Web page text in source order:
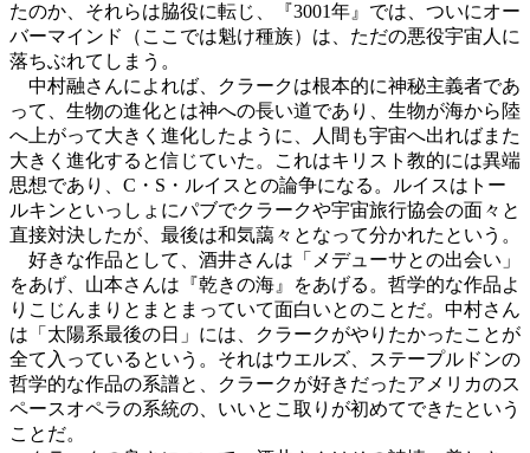
たのか、それらは脇役に転じ、『3001年』では、ついにオー
バーマインド（ここでは魁け種族）は、ただの悪役宇宙人に
落ちぶれてしまう。
中村融さんによれば、クラークは根本的に神秘主義者であ
って、生物の進化とは神への長い道であり、生物が海から陸
へ上がって大きく進化したように、人間も宇宙へ出ればまた
大きく進化すると信じていた。これはキリスト教的には異端
思想であり、C・S・ルイスとの論争になる。ルイスはトー
ルキンといっしょにパブでクラークや宇宙旅行協会の面々と
直接対決したが、最後は和気藹々となって分かれたという。
好きな作品として、酒井さんは「メデューサとの出会い」
をあげ、山本さんは『乾きの海』をあげる。哲学的な作品よ
りこじんまりとまとまっていて面白いとのことだ。中村さん
は「太陽系最後の日」には、クラークがやりたかったことが
全て入っているという。それはウエルズ、ステープルドンの
哲学的な作品の系譜と、クラークが好きだったアメリカのス
ペースオペラの系統の、いいとこ取りが初めてできたという
ことだ。